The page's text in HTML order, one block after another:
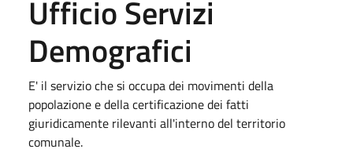
Ufficio Servizi
Demografici
E' il servizio che si occupa dei movimenti della
popolazione e della certificazione dei fatti
giuridicamente rilevanti all'interno del territorio
comunale.